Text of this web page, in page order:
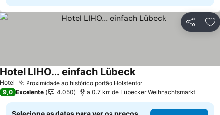
Partilhar
Hotel Proximidade ao histórico portão Holstentor
Hotel LIHO... einfach Lübeck
9,0 Excelente 4.050 a 0.7 km de Lübecker Weihnachtsmarkt
Selecione as datas para ver os preços